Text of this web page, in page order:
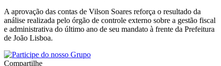
A aprovação das contas de Vilson Soares reforça o resultado da
análise realizada pelo órgão de controle externo sobre a gestão fiscal
e administrativa do último ano de seu mandato à frente da Prefeitura
de João Lisboa.
Compartilhe